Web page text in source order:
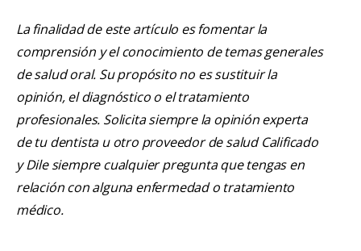
La finalidad de este artículo es fomentar la
comprensión y el conocimiento de temas generales
de salud oral. Su propósito no es sustituir la
opinión, el diagnóstico o el tratamiento
profesionales. Solicita siempre la opinión experta
de tu dentista u otro proveedor de salud Calificado
y Dile siempre cualquier pregunta que tengas en
relación con alguna enfermedad o tratamiento
médico.